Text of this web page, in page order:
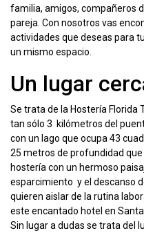
familia, amigos, compañeros
pareja. Con nosotros vas
actividades que deseas para
un mismo espacio.
Un lugar
Se trata de la Hostería Florida
tan sólo 3 kilómetros del
con un lago que ocupa 43
25 metros de profundidad que
hostería con un hermoso
esparcimiento y el descanso
quieren aislar de la rutina
este encantado hotel en Santa
Sin lugar a dudas se trata del